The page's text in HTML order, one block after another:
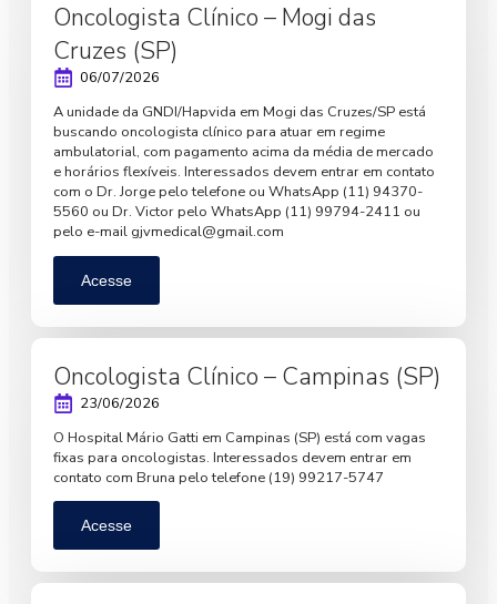
Oncologista Clínico – Mogi das
Cruzes (SP)
06/07/2026
A unidade da GNDI/Hapvida em Mogi das Cruzes/SP está
buscando oncologista clínico para atuar em regime
ambulatorial, com pagamento acima da média de mercado
e horários flexíveis. Interessados devem entrar em contato
com o Dr. Jorge pelo telefone ou WhatsApp (11) 94370-
5560 ou Dr. Victor pelo WhatsApp (11) 99794-2411 ou
pelo e-mail gjvmedical@gmail.com
Acesse
Oncologista Clínico – Campinas (SP)
23/06/2026
O Hospital Mário Gatti em Campinas (SP) está com vagas
fixas para oncologistas. Interessados devem entrar em
contato com Bruna pelo telefone (19) 99217-5747
Acesse